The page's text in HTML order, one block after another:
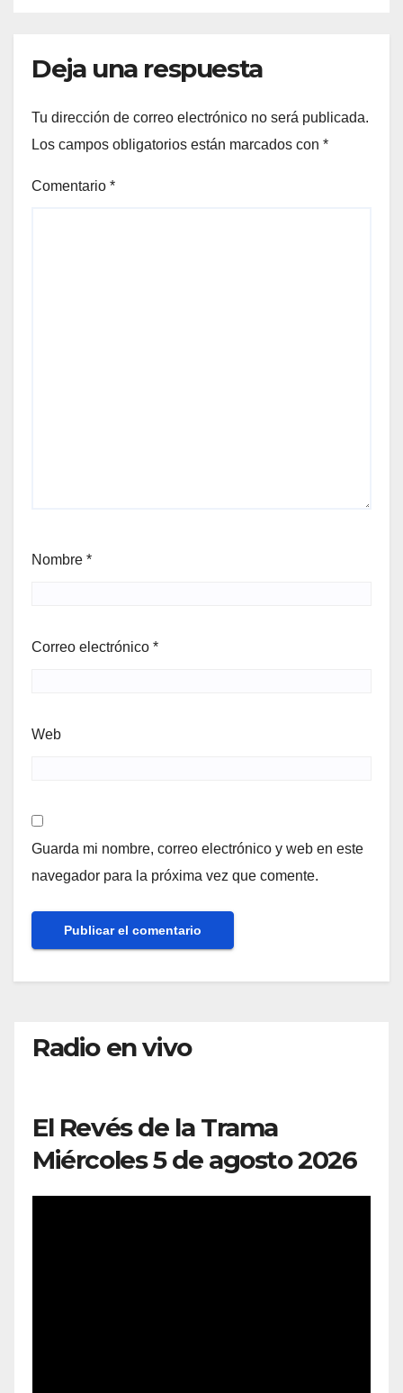
Deja una respuesta
Tu dirección de correo electrónico no será publicada.
Los campos obligatorios están marcados con *
Comentario *
Nombre *
Correo electrónico *
Web
Guarda mi nombre, correo electrónico y web en este
navegador para la próxima vez que comente.
Radio en vivo
El Revés de la Trama
Miércoles 5 de agosto 2026